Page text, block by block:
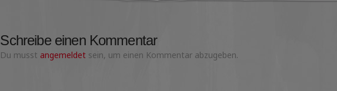
Schreibe einen Kommentar
Du musst angemeldet sein, um einen Kommentar abzugeben.